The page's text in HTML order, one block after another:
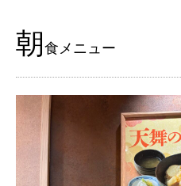
朝食メニュー